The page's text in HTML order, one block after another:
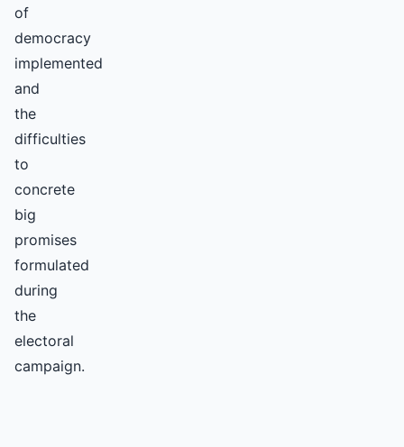
of
democracy
implemented
and
the
difficulties
to
concrete
big
promises
formulated
during
the
electoral
campaign.